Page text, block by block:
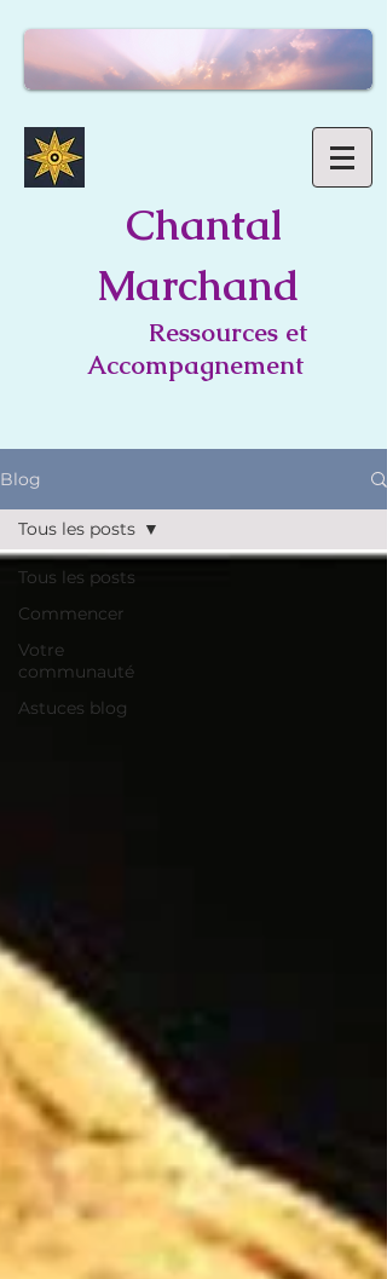
Chantal
Marchand
Ressources et
Accompagnement
Blog
Tous les posts
Commencer
Votre
communauté
Astuces blog
Tous les posts